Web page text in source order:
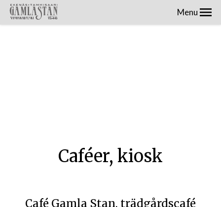
Menu
Caféer, kiosk
Café Gamla Stan, trädgårdscafé